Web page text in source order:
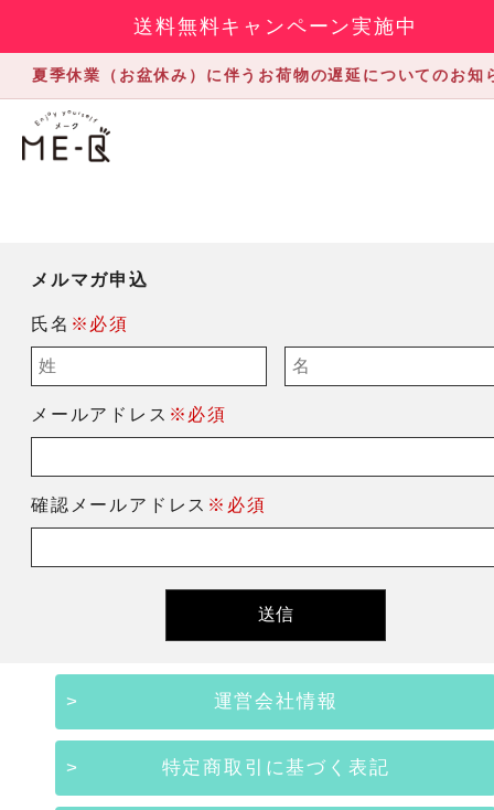
送料無料キャンペーン実施中
夏季休業（お盆休み）に伴うお荷物の遅延についてのお知
メルマガ申込
氏名 ※必須
メールアドレス ※必須
確認メールアドレス ※必須
運営会社情報
特定商取引に基づく表記